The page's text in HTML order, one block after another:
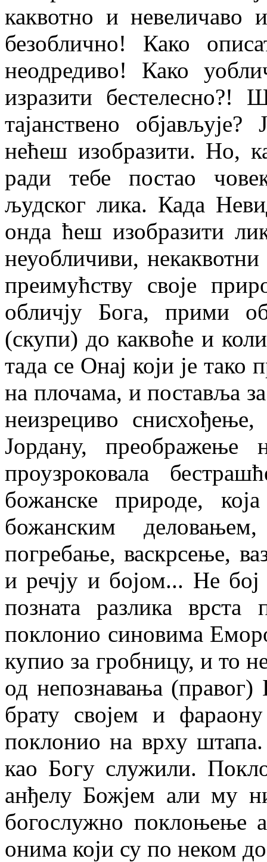
каквотно и невеличаво
безоблично! Како
неодредиво! Како
изразити
тајанствено
нећеш изобразити. Но,
ради тебе постао
људског лика. Када
онда ћеш изобразити
неуобличиви,
преимућству своје
обличју Бога, прими
(скупи) до каквоће и
тада се Онај који је
на плочама, и поставља
неизрециво
Јордану, преображење
проузроковала
божанске природе,
божанским
погребање, васкрсење,
и речју и бојом... Не
позната разлика
поклонио синовима
купио за гробницу, и то
од непознавања
брату својем и
поклонио на врху
као Богу служили.
анђелу Божјем али му
богослужно поклоњење
онима који су по неком